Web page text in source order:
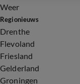
Weer
Regionieuws
Drenthe
Flevoland
Friesland
Gelderland
Groningen